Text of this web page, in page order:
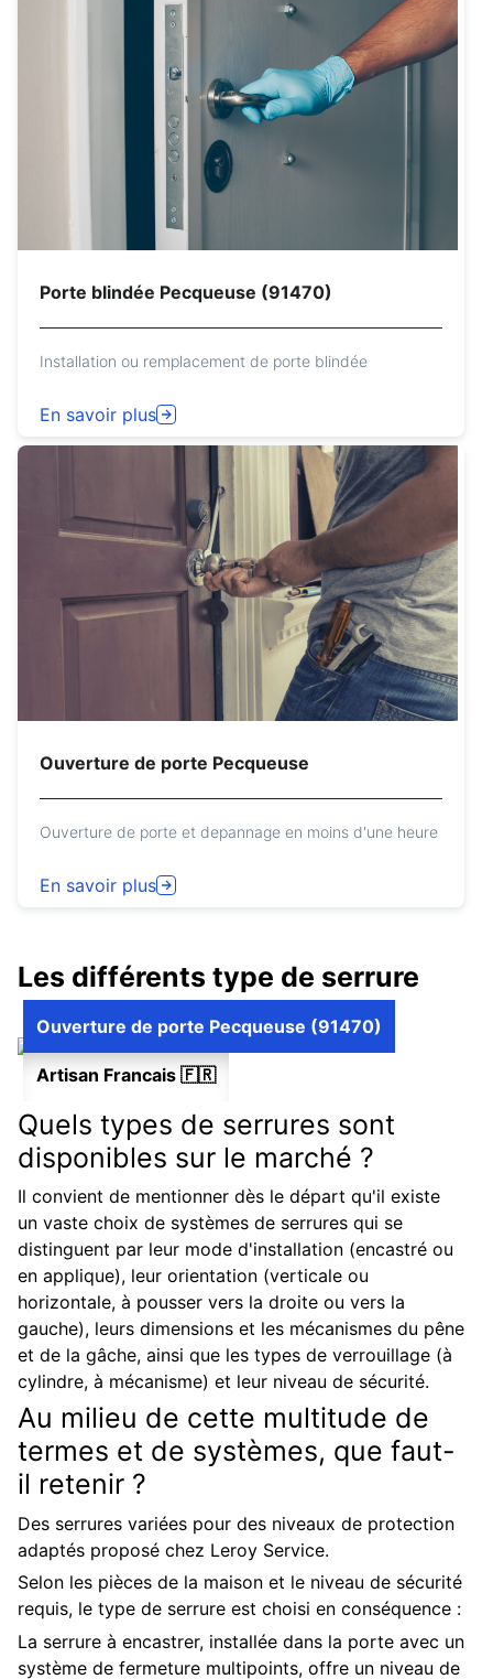
Porte blindée Pecqueuse (91470)
Installation ou remplacement de porte blindée
En savoir plus
Ouverture de porte Pecqueuse
Ouverture de porte et depannage en moins d'une heure
En savoir plus
Les différents type de serrure
Artisan Francais 🇫🇷
Ouverture de porte Pecqueuse (91470)
Quels types de serrures sont
disponibles sur le marché ?
Il convient de mentionner dès le départ qu'il existe
un vaste choix de systèmes de serrures qui se
distinguent par leur mode d'installation (encastré ou
en applique), leur orientation (verticale ou
horizontale, à pousser vers la droite ou vers la
gauche), leurs dimensions et les mécanismes du pêne
et de la gâche, ainsi que les types de verrouillage (à
cylindre, à mécanisme) et leur niveau de sécurité.
Au milieu de cette multitude de
termes et de systèmes, que faut-
il retenir ?
Des serrures variées pour des niveaux de protection
adaptés proposé chez Leroy Service.
Selon les pièces de la maison et le niveau de sécurité
requis, le type de serrure est choisi en conséquence :
La serrure à encastrer, installée dans la porte avec un
système de fermeture multipoints, offre un niveau de